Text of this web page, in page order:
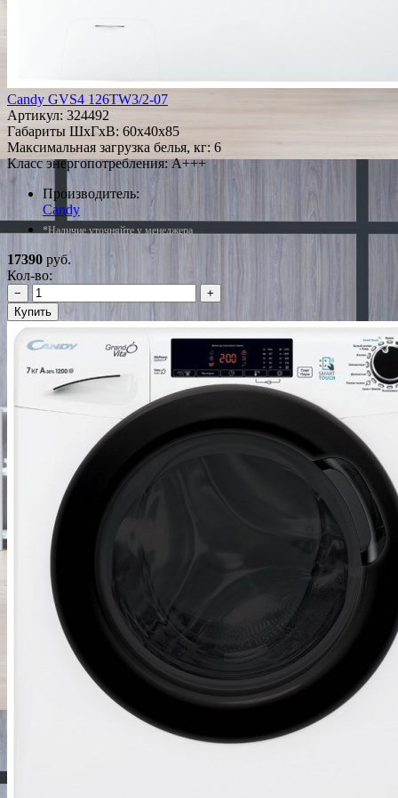
Candy GVS4 126TW3/2-07
Артикул: 324492
Габариты ШxГxВ: 60x40x85
Максимальная загрузка белья, кг: 6
Класс энергопотребления: A+++
Производитель:
Candy
*Наличие уточняйте у менеджера
17390 руб.
Кол-во:
−
+
Купить